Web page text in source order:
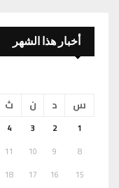
أخبار هذا الشهر
س
د ن ث
1
2
3
4
8
9
10
11
15
16
17
18